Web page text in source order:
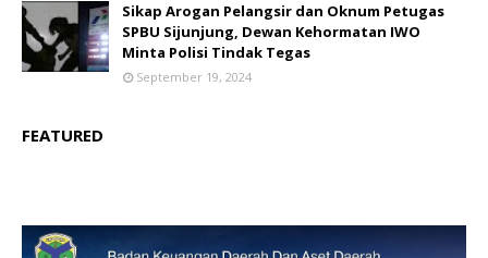
Sikap Arogan Pelangsir dan Oknum Petugas
SPBU Sijunjung, Dewan Kehormatan IWO
Minta Polisi Tindak Tegas
September 19, 2024
FEATURED